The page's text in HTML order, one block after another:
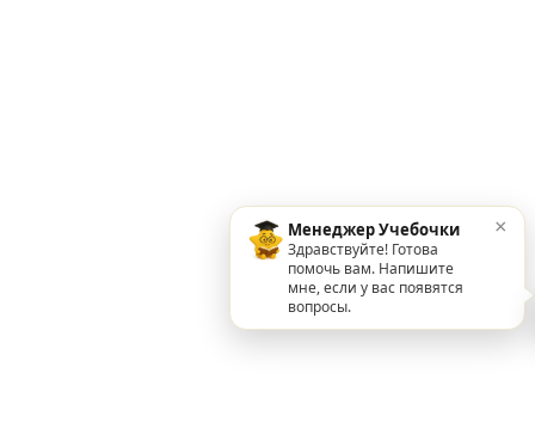
Менеджер Учебочки
Здравствуйте! Готова
помочь вам. Напишите
мне, если у вас появятся
вопросы.
×